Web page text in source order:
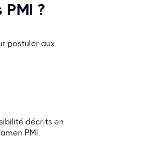
?
postuler aux
décrits en
PMI.